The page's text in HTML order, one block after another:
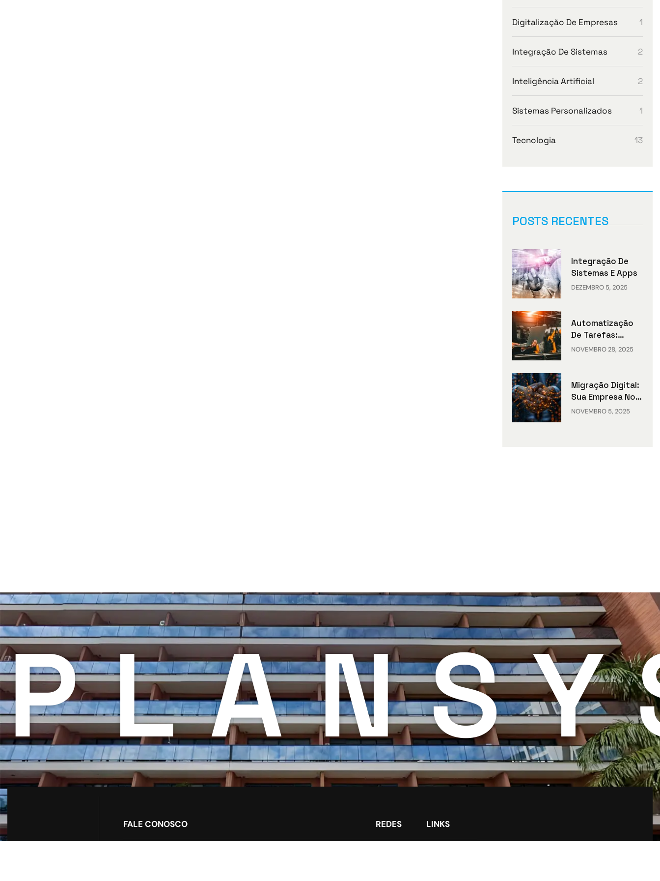
Digitalização De Empresas 1
Integração De Sistemas 2
Inteligência Artificial 2
Sistemas Personalizados 1
Tecnologia 13
POSTS RECENTES
Integração De
Sistemas E Apps
DEZEMBRO 5, 2025
Automatização
De Tarefas:
Otimize Seu
NOVEMBRO 28, 2025
Migração Digital:
Sua Empresa No
Futuro
NOVEMBRO 5, 2025
FALE CONOSCO REDES LINKS